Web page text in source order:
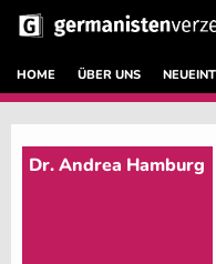
HOME ÜBER UNS
Dr. Andrea Hamburg